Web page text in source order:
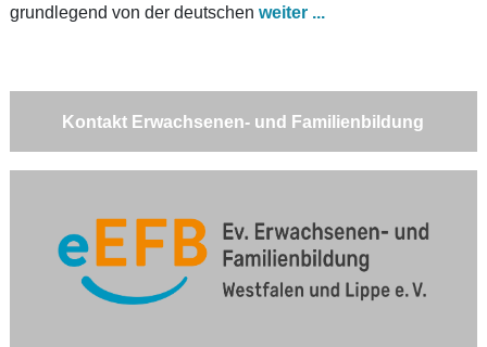
grundlegend von der deutschen weiter ...
Kontakt Erwachsenen- und Familienbildung